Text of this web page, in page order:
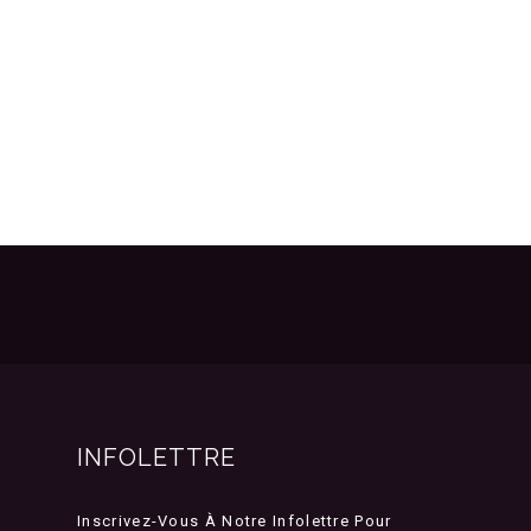
INFOLETTRE
Inscrivez-Vous À Notre Infolettre Pour